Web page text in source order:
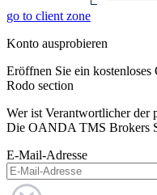
go to client zone
Konto ausprobieren
Eröffnen Sie ein
Rodo section
Wer ist Verantwortlicher der
Die OANDA TMS Brokers
E-Mail-Adresse